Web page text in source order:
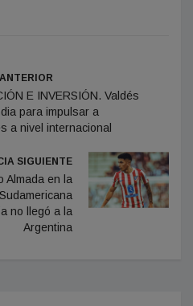
E INVERSIÓN. Valdés
para impulsar a
a nivel internacional
SIGUIENTE
Almada en la
no llegó a la
Argentina